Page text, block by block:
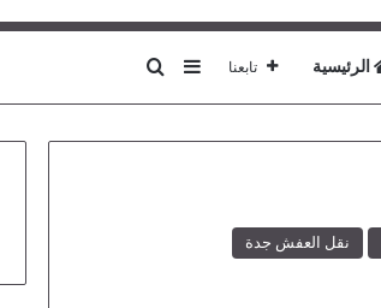
الرئيسية تابعنا إضافة عمود جانبي
بحث عن
نقل العفش جدة